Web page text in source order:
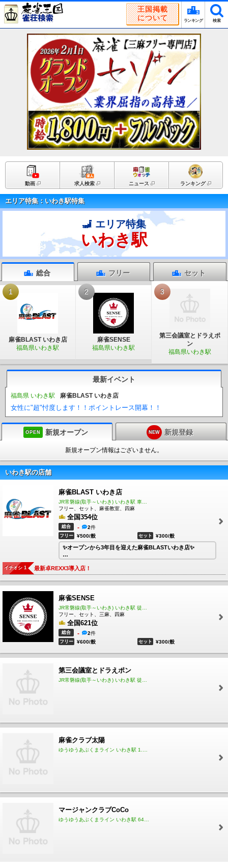
王国掲載
について
ランキング 検索
動画 求人検索 ニュース ランキング
エリア特集：いわき駅特集
エリア特集
いわき駅
総合 フリー セット
1
麻雀BLAST いわき店
福島県いわき駅
2
麻雀SENSE
福島県いわき駅
3
第三会議室とドラえポ
ン
福島県いわき駅
最新イベント
福島県 いわき駅 麻雀BLAST いわき店
女性に"超"忖度します！！ポイントレース開幕！！
OPEN 新規オープン NEW 新規登録
新規オープン情報はございません。
いわき駅の店舗
麻雀BLAST いわき店
フリー、セット、麻雀教室、四麻
全国354位
総合 - 2件
フリー ¥500/般 セット ¥300/般
✨オープンから3年目を迎えた麻雀BLASTいわき店✨
オーソドックスな東南戦四人麻雀のお店😊初心者さんから
ベテランまで幅広い層からのご支持を頂いております！
いわき市の雀荘といえば全国展開中の麻雀BLAST😽
んな方でも安心の麻雀教室も開催しております😁完全個別
指導なので、どこに行っても恥ずかしくない一人前の雀士
になれます👍お気軽にお問合せ下さい！！
🤩毎日イベント開催中🤩
🎁ジャックポットイベント
BLAST五筒をリーチ一発でツモるとジャックポット獲
得！！365日毎日がチャンス👍
🎁ポイントレースや特殊ルール採用など多彩なイベントも
開催！！
セット料金はお客様から絶大な支持を頂いており、一度来
※週末は満卓になりますので、ぜひ事前にご予約下さい！
圧倒的コスパのセット料金とマナーを守りつつ和気あいあ
イチオシ 1 最新卓REXX3導入店！
麻雀SENSE
フリー、セット、三麻、四麻
全国621位
総合 - 2件
フリー ¥600/般 セット ¥300/般
第三会議室とドラえポン
麻雀クラブ太陽
マージャンクラブCoCo